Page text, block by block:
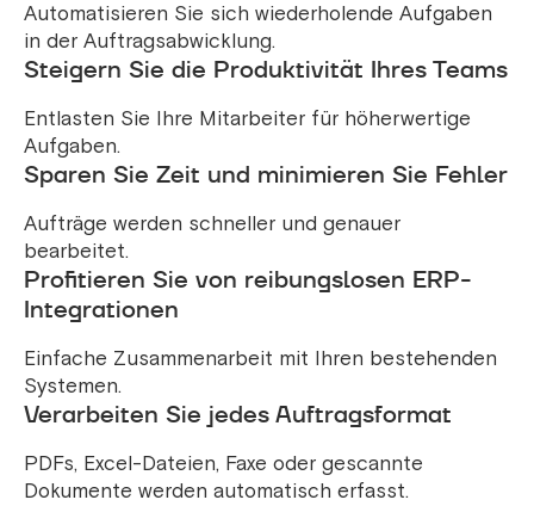
Automatisieren Sie sich wiederholende Aufgaben
in der Auftragsabwicklung.
Steigern Sie die Produktivität Ihres Teams
Entlasten Sie Ihre Mitarbeiter für höherwertige
Aufgaben.
Sparen Sie Zeit und minimieren Sie Fehler
Aufträge werden schneller und genauer
bearbeitet.
Profitieren Sie von reibungslosen ERP-
Integrationen
Einfache Zusammenarbeit mit Ihren bestehenden
Systemen.
Verarbeiten Sie jedes Auftragsformat
PDFs, Excel-Dateien, Faxe oder gescannte
Dokumente werden automatisch erfasst.